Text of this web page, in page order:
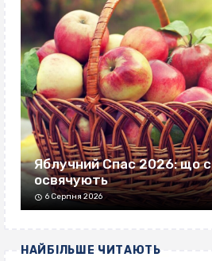
Яблучний Спас 2026: що
освячують
6 Серпня 2026
НАЙБІЛЬШЕ ЧИТАЮТЬ